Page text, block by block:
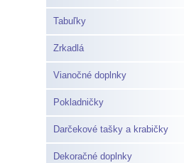
Tabuľky
Zrkadlá
Vianočné doplnky
Pokladničky
Darčekové tašky a krabičky
Dekoračné doplnky